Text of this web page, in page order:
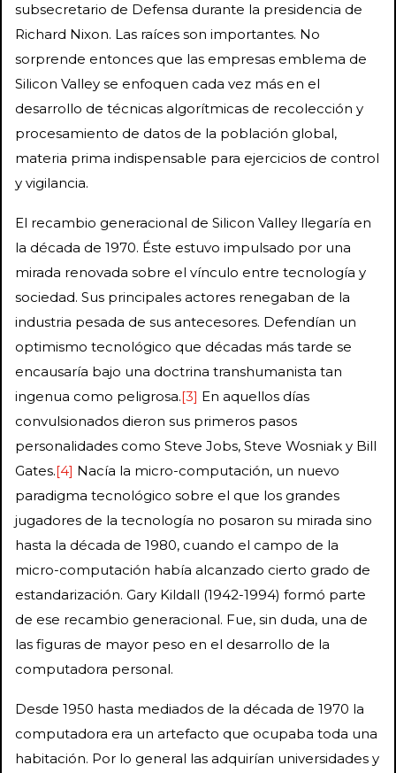
subsecretario de Defensa durante la presidencia de
Richard Nixon. Las raíces son importantes. No
sorprende entonces que las empresas emblema de
Silicon Valley se enfoquen cada vez más en el
desarrollo de técnicas algorítmicas de recolección y
procesamiento de datos de la población global,
materia prima indispensable para ejercicios de control
y vigilancia.
El recambio generacional de Silicon Valley llegaría en
la década de 1970. Éste estuvo impulsado por una
mirada renovada sobre el vínculo entre tecnología y
sociedad. Sus principales actores renegaban de la
industria pesada de sus antecesores. Defendían un
optimismo tecnológico que décadas más tarde se
encausaría bajo una doctrina transhumanista tan
ingenua como peligrosa.[3] En aquellos días
convulsionados dieron sus primeros pasos
personalidades como Steve Jobs, Steve Wosniak y Bill
Gates.[4] Nacía la micro-computación, un nuevo
paradigma tecnológico sobre el que los grandes
jugadores de la tecnología no posaron su mirada sino
hasta la década de 1980, cuando el campo de la
micro-computación había alcanzado cierto grado de
estandarización. Gary Kildall (1942-1994) formó parte
de ese recambio generacional. Fue, sin duda, una de
las figuras de mayor peso en el desarrollo de la
computadora personal.
Desde 1950 hasta mediados de la década de 1970 la
computadora era un artefacto que ocupaba toda una
habitación. Por lo general las adquirían universidades y